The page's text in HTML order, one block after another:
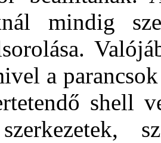
mindig
a
shell